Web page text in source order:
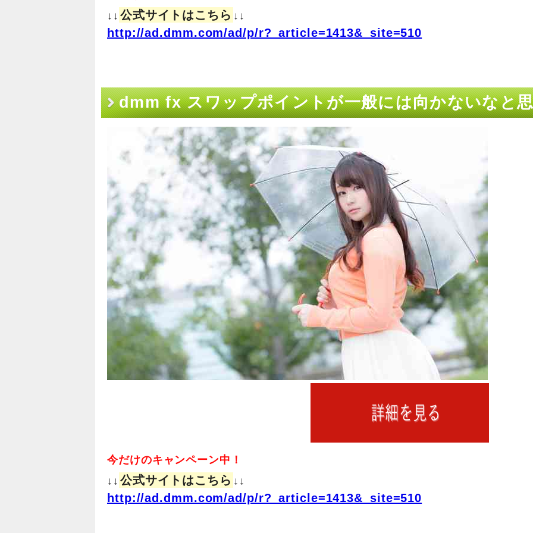
↓↓ 公式サイトはこちら ↓↓
http://ad.dmm.com/ad/p/r?_article=1413&_site=510
dmm fx スワップポイントが一般には向かないなと
今だけのキャンペーン中！
↓↓ 公式サイトはこちら ↓↓
http://ad.dmm.com/ad/p/r?_article=1413&_site=510